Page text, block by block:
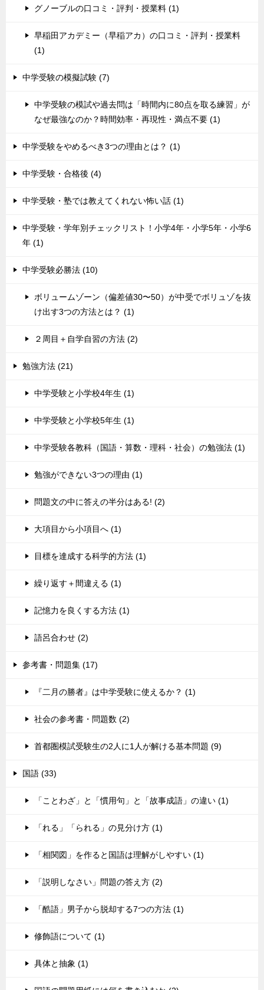
グノーブルの口コミ・評判・授業料 (1)
早稲田アカデミー（早稲アカ）の口コミ・評判・授業料
(1)
中学受験の模擬試験 (7)
中学受験の模試や過去問は「時間内に80点を取る練習」が
なぜ最強なのか？時間効率・再現性・満点不要 (1)
中学受験をやめるべき3つの理由とは？ (1)
中学受験・合格後 (4)
中学受験・塾では教えてくれない怖い話 (1)
中学受験・学年別チェックリスト！小学4年・小学5年・小学6
年 (1)
中学受験必勝法 (10)
ボリュームゾーン（偏差値30〜50）が中受でボリュゾを抜
け出す3つの方法とは？ (1)
２周目＋自学自習の方法 (2)
勉強方法 (21)
中学受験と小学校4年生 (1)
中学受験と小学校5年生 (1)
中学受験各教科（国語・算数・理科・社会）の勉強法 (1)
勉強ができない3つの理由 (1)
問題文の中に答えの半分はある! (2)
大項目から小項目へ (1)
目標を達成する科学的方法 (1)
繰り返す＋間違える (1)
記憶力を良くする方法 (1)
語呂合わせ (2)
参考書・問題集 (17)
『二月の勝者』は中学受験に使えるか？ (1)
社会の参考書・問題数 (2)
首都圏模試受験生の2人に1人が解ける基本問題 (9)
国語 (33)
「ことわざ」と「慣用句」と「故事成語」の違い (1)
「れる」「られる」の見分け方 (1)
「相関図」を作ると国語は理解がしやすい (1)
「説明しなさい」問題の答え方 (2)
「酷語」男子から脱却する7つの方法 (1)
修飾語について (1)
具体と抽象 (1)